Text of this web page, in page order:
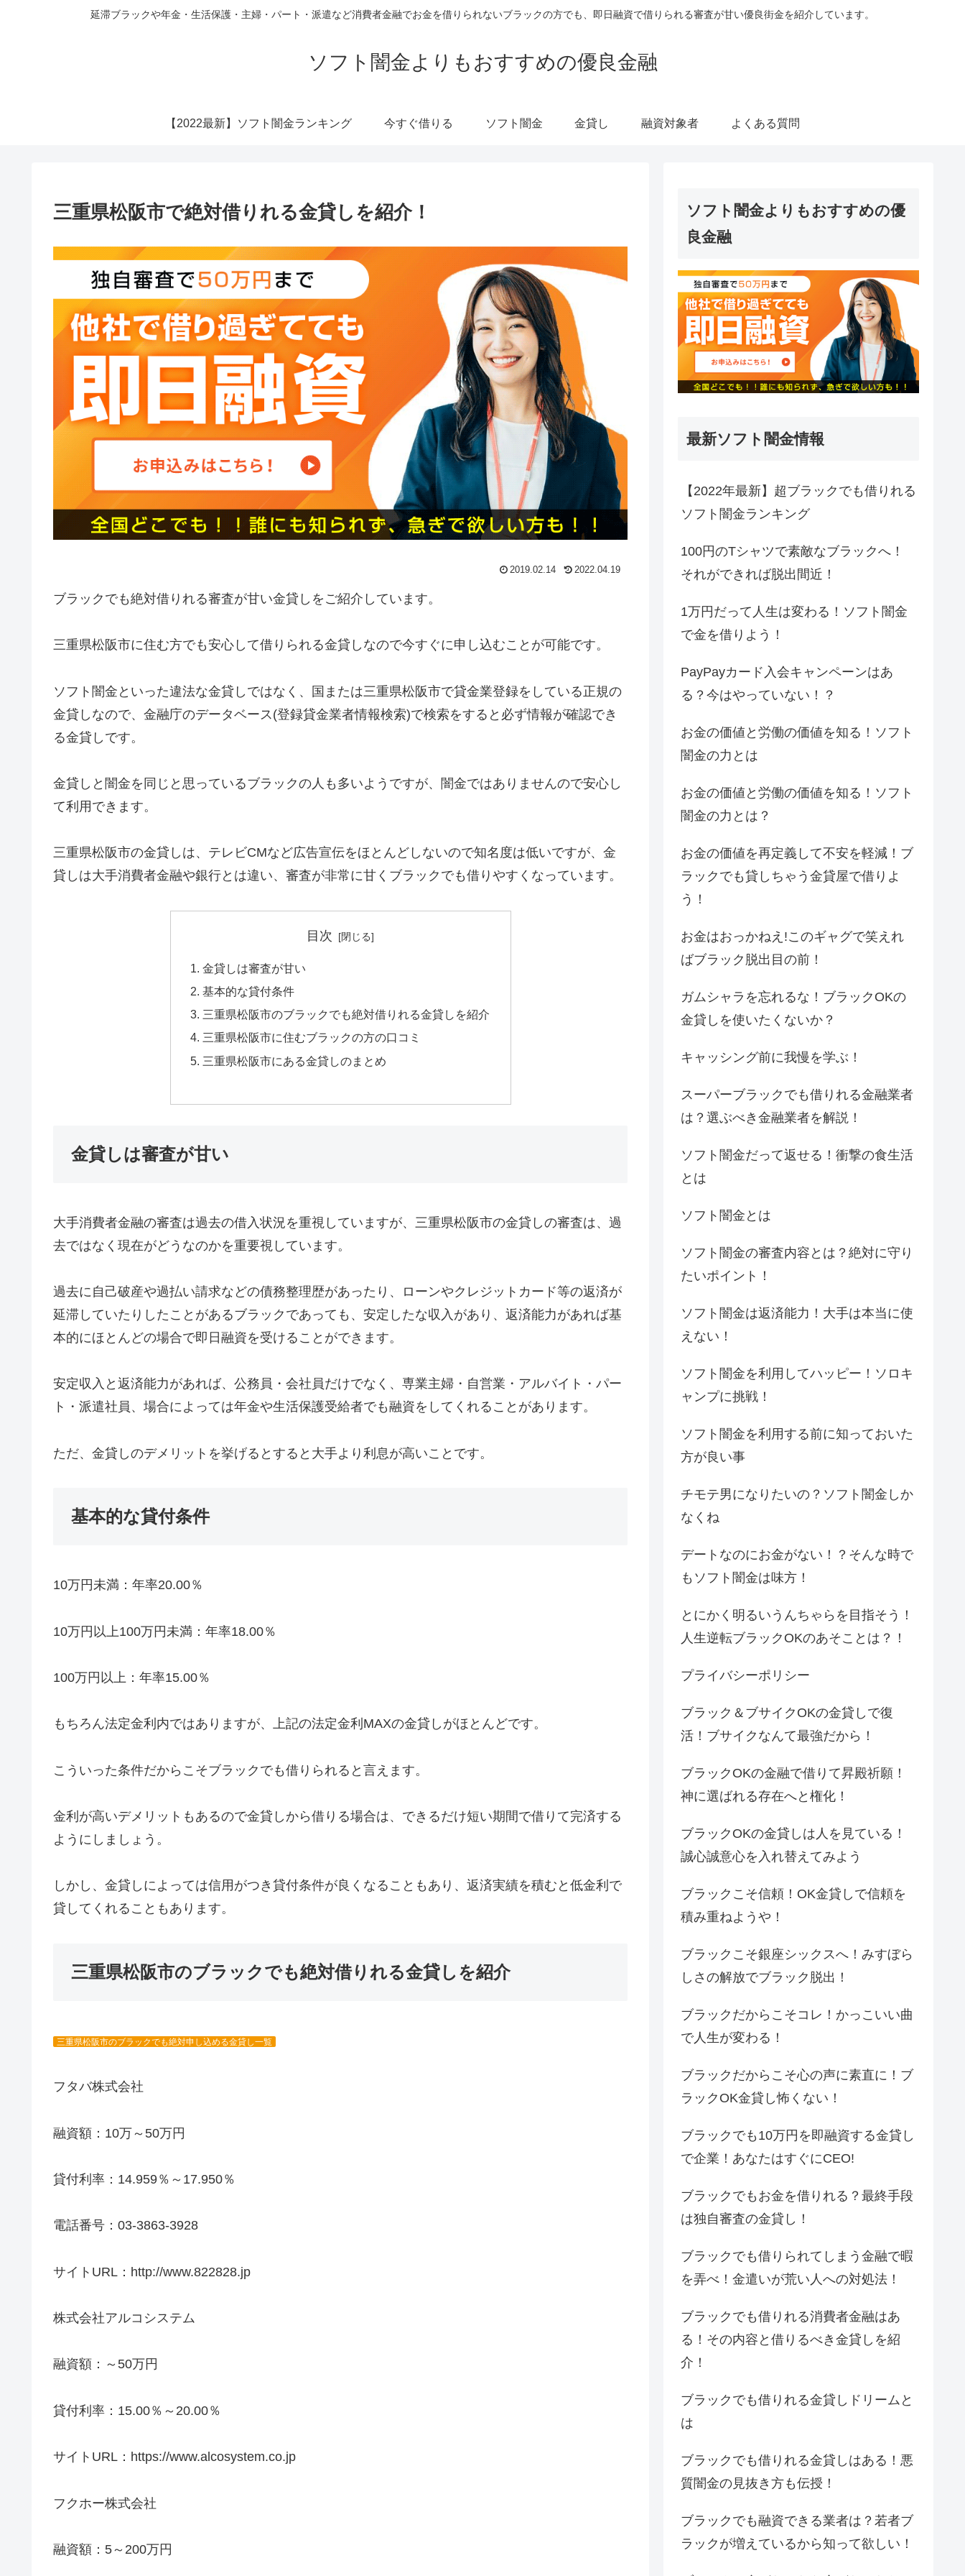
延滞ブラックや年金・生活保護・主婦・パート・派遣など消費者金融でお金を借りられないブラックの方でも、即日融資で借りられる審査が甘い優良街金を紹介しています。
ソフト闇金よりもおすすめの優良金融
【2022最新】ソフト闇金ランキング 今すぐ借りる ソフト闇金 金貸し 融資対象者 よくある質問
三重県松阪市で絶対借りれる金貸しを紹介！
2019.02.14 2022.04.19
ブラックでも絶対借りれる審査が甘い金貸しをご紹介しています。
三重県松阪市に住む方でも安心して借りられる金貸しなので今すぐに申し込むことが可能です。
ソフト闇金といった違法な金貸しではなく、国または三重県松阪市で貸金業登録をしている正規の
金貸しなので、金融庁のデータベース(登録貸金業者情報検索)で検索をすると必ず情報が確認でき
る金貸しです。
金貸しと闇金を同じと思っているブラックの人も多いようですが、闇金ではありませんので安心し
て利用できます。
三重県松阪市の金貸しは、テレビCMなど広告宣伝をほとんどしないので知名度は低いですが、金
貸しは大手消費者金融や銀行とは違い、審査が非常に甘くブラックでも借りやすくなっています。
目次
金貸しは審査が甘い
基本的な貸付条件
三重県松阪市のブラックでも絶対借りれる金貸しを紹介
三重県松阪市に住むブラックの方の口コミ
三重県松阪市にある金貸しのまとめ
金貸しは審査が甘い
大手消費者金融の審査は過去の借入状況を重視していますが、三重県松阪市の金貸しの審査は、過
去ではなく現在がどうなのかを重要視しています。
過去に自己破産や過払い請求などの債務整理歴があったり、ローンやクレジットカード等の返済が
延滞していたりしたことがあるブラックであっても、安定したな収入があり、返済能力があれば基
本的にほとんどの場合で即日融資を受けることができます。
安定収入と返済能力があれば、公務員・会社員だけでなく、専業主婦・自営業・アルバイト・パー
ト・派遣社員、場合によっては年金や生活保護受給者でも融資をしてくれることがあります。
ただ、金貸しのデメリットを挙げるとすると大手より利息が高いことです。
基本的な貸付条件
10万円未満：年率20.00％
10万円以上100万円未満：年率18.00％
100万円以上：年率15.00％
もちろん法定金利内ではありますが、上記の法定金利MAXの金貸しがほとんどです。
こういった条件だからこそブラックでも借りられると言えます。
金利が高いデメリットもあるので金貸しから借りる場合は、できるだけ短い期間で借りて完済する
ようにしましょう。
しかし、金貸しによっては信用がつき貸付条件が良くなることもあり、返済実績を積むと低金利で
貸してくれることもあります。
三重県松阪市のブラックでも絶対借りれる金貸しを紹介
三重県松阪市のブラックでも絶対申し込める金貸し一覧
フタバ株式会社
融資額：10万～50万円
貸付利率：14.959％～17.950％
電話番号：03-3863-3928
サイトURL：http://www.822828.jp
株式会社アルコシステム
融資額：～50万円
貸付利率：15.00％～20.00％
サイトURL：https://www.alcosystem.co.jp
フクホー株式会社
融資額：5～200万円
ソフト闇金よりもおすすめの優
良金融
最新ソフト闇金情報
【2022年最新】超ブラックでも借りれる
ソフト闇金ランキング
100円のTシャツで素敵なブラックへ！
それができれば脱出間近！
1万円だって人生は変わる！ソフト闇金
で金を借りよう！
PayPayカード入会キャンペーンはあ
る？今はやっていない！？
お金の価値と労働の価値を知る！ソフト
闇金の力とは
お金の価値と労働の価値を知る！ソフト
闇金の力とは？
お金の価値を再定義して不安を軽減！ブ
ラックでも貸しちゃう金貸屋で借りよ
う！
お金はおっかねえ!このギャグで笑えれ
ばブラック脱出目の前！
ガムシャラを忘れるな！ブラックOKの
金貸しを使いたくないか？
キャッシング前に我慢を学ぶ！
スーパーブラックでも借りれる金融業者
は？選ぶべき金融業者を解説！
ソフト闇金だって返せる！衝撃の食生活
とは
ソフト闇金とは
ソフト闇金の審査内容とは？絶対に守り
たいポイント！
ソフト闇金は返済能力！大手は本当に使
えない！
ソフト闇金を利用してハッピー！ソロキ
ャンプに挑戦！
ソフト闇金を利用する前に知っておいた
方が良い事
チモテ男になりたいの？ソフト闇金しか
なくね
デートなのにお金がない！？そんな時で
もソフト闇金は味方！
とにかく明るいうんちゃらを目指そう！
人生逆転ブラックOKのあそことは？！
プライバシーポリシー
ブラック＆ブサイクOKの金貸しで復
活！ブサイクなんて最強だから！
ブラックOKの金融で借りて昇殿祈願！
神に選ばれる存在へと権化！
ブラックOKの金貸しは人を見ている！
誠心誠意心を入れ替えてみよう
ブラックこそ信頼！OK金貸しで信頼を
積み重ねようや！
ブラックこそ銀座シックスへ！みすぼら
しさの解放でブラック脱出！
ブラックだからこそコレ！かっこいい曲
で人生が変わる！
ブラックだからこそ心の声に素直に！ブ
ラックOK金貸し怖くない！
ブラックでも10万円を即融資する金貸し
で企業！あなたはすぐにCEO!
ブラックでもお金を借りれる？最終手段
は独自審査の金貸し！
ブラックでも借りられてしまう金融で暇
を弄べ！金遣いが荒い人への対処法！
ブラックでも借りれる消費者金融はあ
る！その内容と借りるべき金貸しを紹
介！
ブラックでも借りれる金貸しドリームと
は
ブラックでも借りれる金貸しはある！悪
質闇金の見抜き方も伝授！
ブラックでも融資できる業者は？若者ブ
ラックが増えているから知って欲しい！